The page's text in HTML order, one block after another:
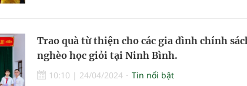
Trao quà từ thiện cho các gia đình chính
nghèo học giỏi tại Ninh Bình.
10:10 | 24/04/2024
Tin nổi bật